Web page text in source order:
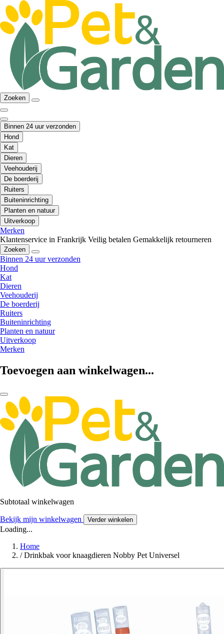
Zoeken
Binnen 24 uur verzonden
Hond
Kat
Dieren
Veehouderij
De boerderij
Ruiters
Buiteninrichting
Planten en natuur
Uitverkoop
Merken
Klantenservice in Frankrijk Veilig betalen Gemakkelijk retourneren
Zoeken
Binnen 24 uur verzonden
Hond
Kat
Dieren
Veehouderij
De boerderij
Ruiters
Buiteninrichting
Planten en natuur
Uitverkoop
Merken
Toevoegen aan winkelwagen...
Subtotaal winkelwagen
Bekijk mijn winkelwagen Verder winkelen
Loading...
Home
/ Drinkbak voor knaagdieren Nobby Pet Universel